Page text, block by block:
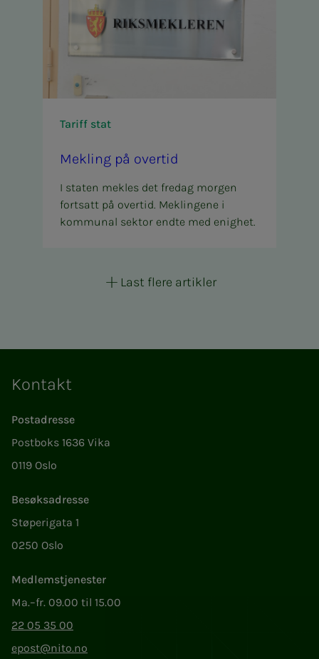
Tariff stat
Mek­­­ling på over­­­­­tid
I staten mekles det fredag morgen
fortsatt på overtid. Meklingene i
kommunal sektor endte med enighet.
Last flere artikler
Kontakt
Postadresse
Postboks 1636 Vika
0119 Oslo
Besøksadresse
Støperigata 1
0250 Oslo
Medlemstjenester
Ma.–fr. 09.00 til 15.00
22 05 35 00
epost@nito.no